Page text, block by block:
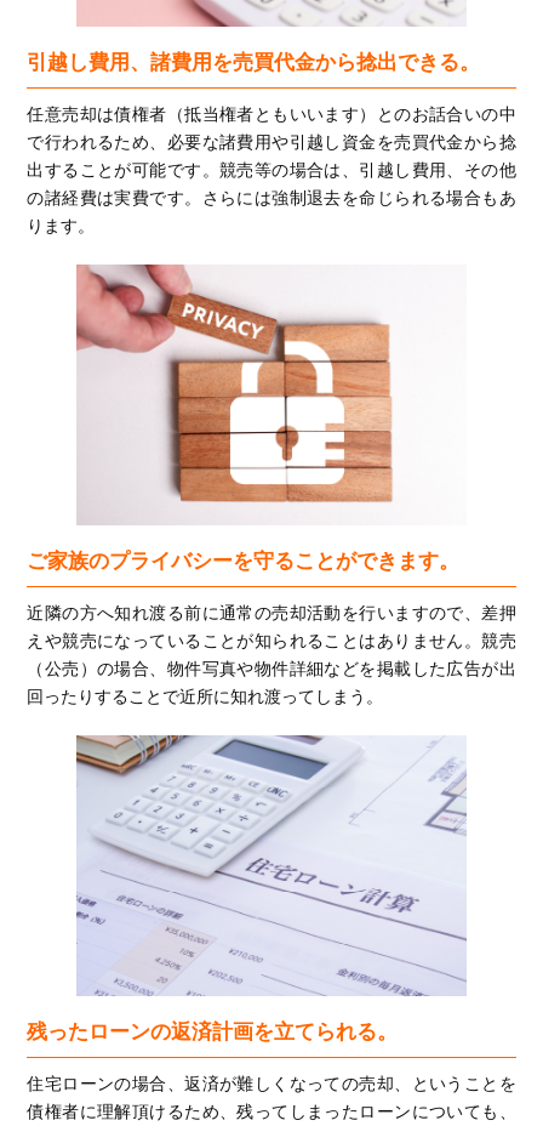
引越し費用、諸費用を売買代金から捻出できる。
任意売却は債権者（抵当権者ともいいます）とのお話合いの中
で行われるため、必要な諸費用や引越し資金を売買代金から捻
出することが可能です。競売等の場合は、引越し費用、その他
の諸経費は実費です。さらには強制退去を命じられる場合もあ
ります。
ご家族のプライバシーを守ることができます。
近隣の方へ知れ渡る前に通常の売却活動を行いますので、差押
えや競売になっていることが知られることはありません。競売
（公売）の場合、物件写真や物件詳細などを掲載した広告が出
回ったりすることで近所に知れ渡ってしまう。
残ったローンの返済計画を立てられる。
住宅ローンの場合、返済が難しくなっての売却、ということを
債権者に理解頂けるため、残ってしまったローンについても、